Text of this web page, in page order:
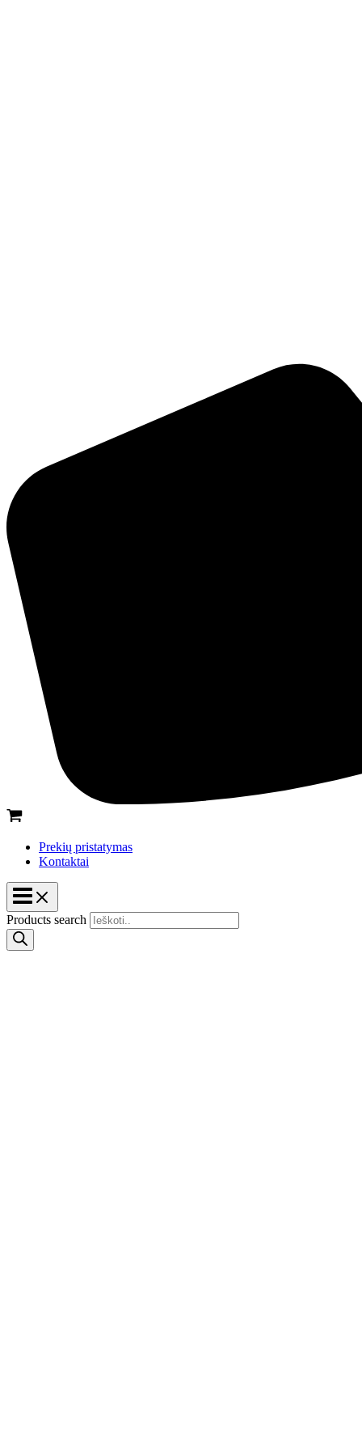
Prekių pristatymas
Kontaktai
Products search